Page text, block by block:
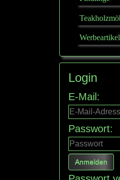
Werbeartikel
Login
E-Mail:
Passwort: